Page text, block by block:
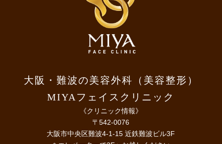
大阪・難波の美容外科（美容整形）
MIYAフェイスクリニック
《クリニック情報》
〒542-0076
大阪市中央区難波4-1-15 近鉄難波ビル3F